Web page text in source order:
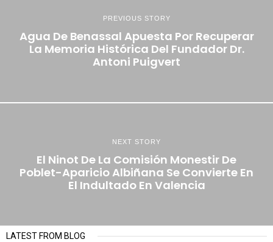
PREVIOUS STORY
Agua De Benassal Apuesta Por Recuperar
La Memoria Histórica Del Fundador Dr.
Antoni Puigvert
NEXT STORY
El Ninot De La Comisión Monestir De
Poblet-Aparicio Albiñana Se Convierte En
El Indultado En Valencia
LATEST FROM BLOG